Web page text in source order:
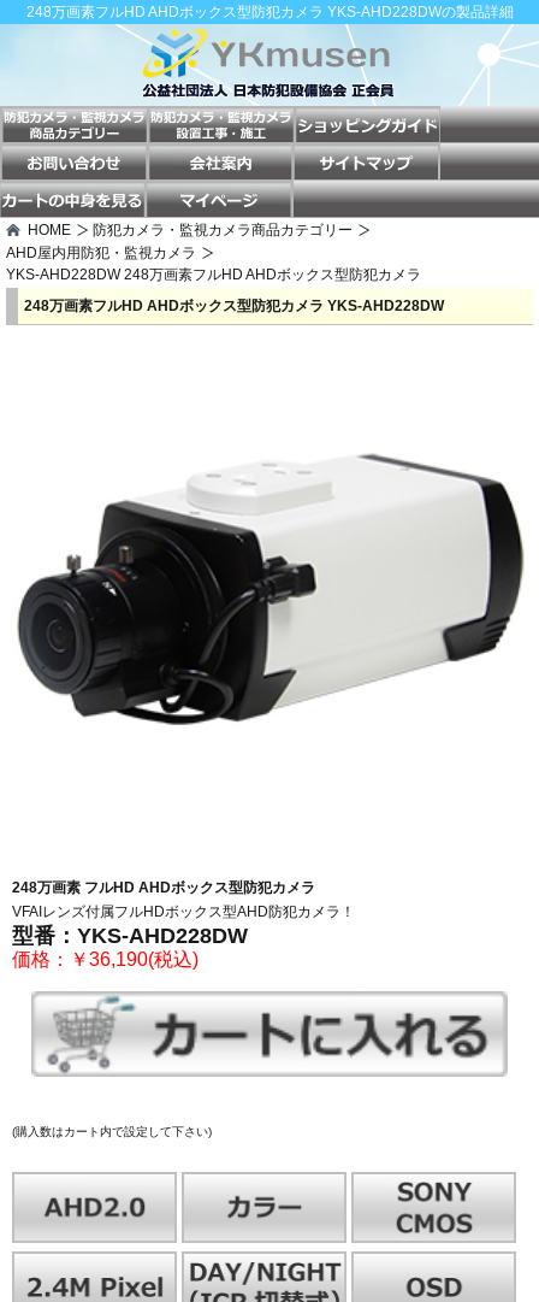
248万画素フルHD AHDボックス型防犯カメラ YKS-AHD228DWの製品詳細
HOME
防犯カメラ・監視カメラ商品カテゴリー
AHD屋内用防犯・監視カメラ
YKS-AHD228DW 248万画素フルHD AHDボックス型防犯カメラ
248万画素フルHD AHDボックス型防犯カメラ YKS-AHD228DW
248万画素 フルHD AHDボックス型防犯カメラ
VFAIレンズ付属フルHDボックス型AHD防犯カメラ！
型番：YKS-AHD228DW
価格：￥36,190(税込)
(購入数はカート内で設定して下さい)